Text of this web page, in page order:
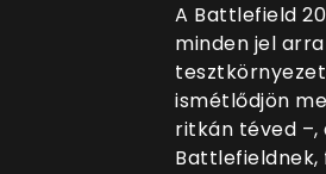
A Battlefield
minden jel
ismétlődjön
ritkán téved –,
Battlefieldnek,